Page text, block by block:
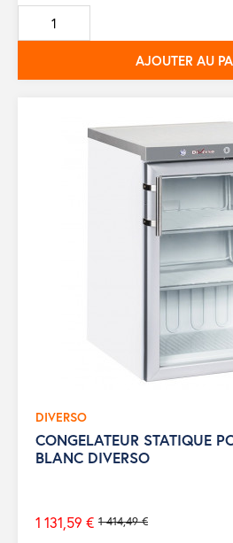
de
base
AJOUTER AU
DIVERSO
CONGELATEUR STATIQUE
BLANC DIVERSO
Prix
1 414,49 €
1 131,59 €